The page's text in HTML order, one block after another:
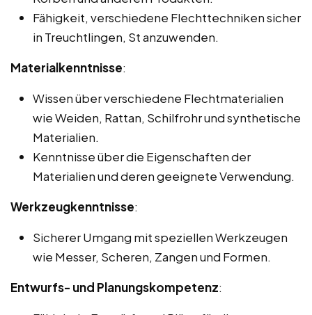
Fähigkeit, verschiedene Flechttechniken sicher
in Treuchtlingen, St anzuwenden.
Materialkenntnisse:
Wissen über verschiedene Flechtmaterialien
wie Weiden, Rattan, Schilfrohr und synthetische
Materialien.
Kenntnisse über die Eigenschaften der
Materialien und deren geeignete Verwendung.
Werkzeugkenntnisse:
Sicherer Umgang mit speziellen Werkzeugen
wie Messer, Scheren, Zangen und Formen.
Entwurfs- und Planungskompetenz: